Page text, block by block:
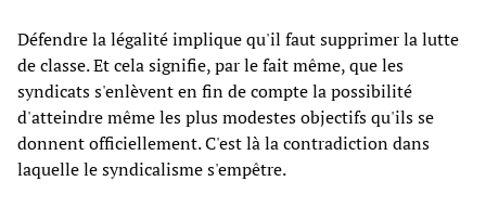
Défendre la légalité implique qu'il faut supprimer la lutte
de classe. Et cela signifie, par le fait même, que les
syndicats s'enlèvent en fin de compte la possibilité
d'atteindre même les plus modestes objectifs qu'ils se
donnent officiellement. C'est là la contradiction dans
laquelle le syndicalisme s'empêtre.